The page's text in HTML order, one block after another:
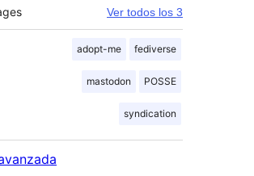
Ver todos los 3
adopt-me fediverse
mastodon POSSE
syndication